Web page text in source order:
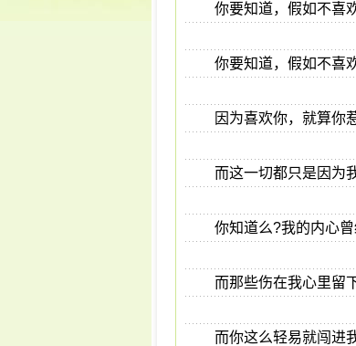
你要知道，假如不喜
你要知道，假如不喜
因为喜欢你，就算你
而这一切都只是因为
你知道么?我的内心曾
而那些伤在我心里留
而你这么轻易就闯进